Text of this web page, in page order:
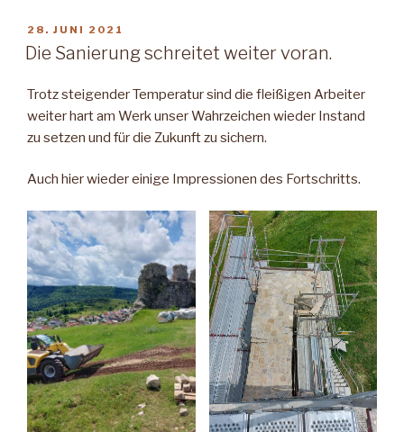
VERÖFFENTLICHT
AM
28. JUNI 2021
Die Sanierung schreitet weiter voran.
Trotz steigender Temperatur sind die fleißigen Arbeiter
weiter hart am Werk unser Wahrzeichen wieder Instand
zu setzen und für die Zukunft zu sichern.
Auch hier wieder einige Impressionen des Fortschritts.